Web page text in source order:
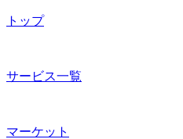
トップ
サービス一覧
マーケット